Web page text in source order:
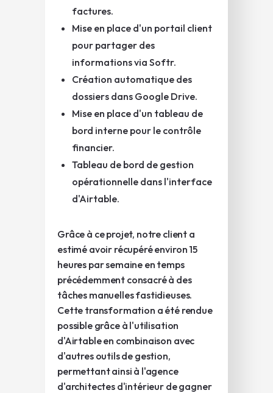
factures.
Mise en place d'un portail client
pour partager des
informations via Softr.
Création automatique des
dossiers dans Google Drive.
Mise en place d'un tableau de
bord interne pour le contrôle
financier.
Tableau de bord de gestion
opérationnelle dans l'interface
d'Airtable.
Grâce à ce projet, notre client a
estimé avoir récupéré environ 15
heures par semaine en temps
précédemment consacré à des
tâches manuelles fastidieuses.
Cette transformation a été rendue
possible grâce à l'utilisation
d'Airtable en combinaison avec
d'autres outils de gestion,
permettant ainsi à l'agence
d'architectes d'intérieur de gagner